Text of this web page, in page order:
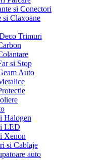
si Conectori
si Claxoane
Trimuri
si Stop
Auto
Halogen
LED
Xenon
si Cablaje
auto